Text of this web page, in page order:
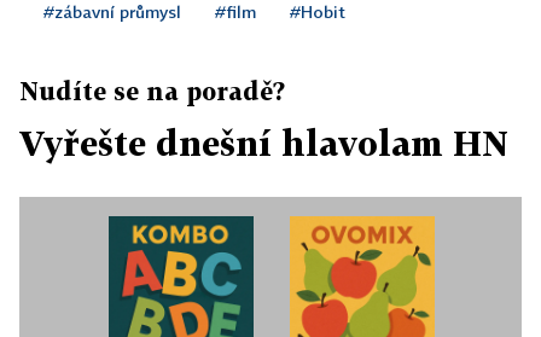
#zábavní průmysl #film #Hobit
Nudíte se na poradě?
Vyřešte dnešní hlavolam HN